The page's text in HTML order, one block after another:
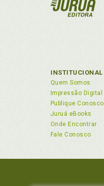
INSTITUCIONAL
Quem Somos
Impressão Digital
Publique Conosco
Juruá eBooks
Onde Encontrar
Fale Conosco